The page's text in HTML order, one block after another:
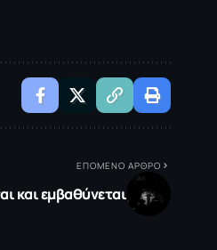
ΕΠΟΜΕΝΟ ΑΡΘΡΟ
και εμβαθύνεται